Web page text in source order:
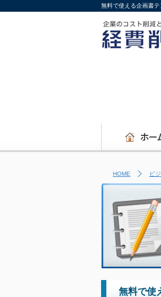
無料で使える企画書
HOME ビ
無料で使